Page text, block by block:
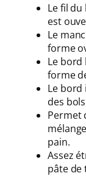
Le fil
est
Le
forme
Le
forme
Le
des
Permet
pain.
Assez
pâte de